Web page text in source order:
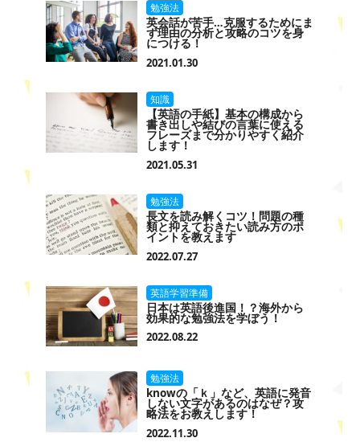
勉強法
英会話が苦手…克服するためにま
ず理由の分析と攻略のコツを身
につける！
2021.01.30
知識
【英語の手紙】基本の構成から
書き出しや結びの言葉に使える
フレーズまで分かりやすく紹介
します！
2021.05.31
勉強法
長文を読み解くコツ！問題の種
類と抑えておきたい読み方のポ
イントを教えます
2022.07.27
英語学習準備
日本は英語後進国！？海外から
効果的な勉強法を学ぼう！
2022.08.22
勉強法
knowの「ｋ」など、英語に発音
しない文字があるのはなぜ？攻
略法をお教えします！
2022.11.30